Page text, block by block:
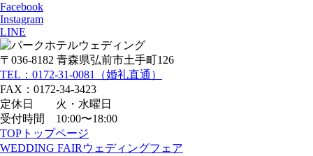
Facebook
Instagram
LINE
〒036-8182 青森県弘前市土手町126
TEL：0172-31-0081（婚礼直通）
FAX：0172-34-3423
定休日 火・水曜日
受付時間 10:00〜18:00
TOP トップページ
WEDDING FAIR ウェディングフェア